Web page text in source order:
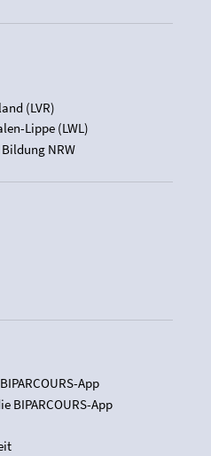
(LVR)
Lippe (LWL)
NRW
App
BIPARCOURS-App